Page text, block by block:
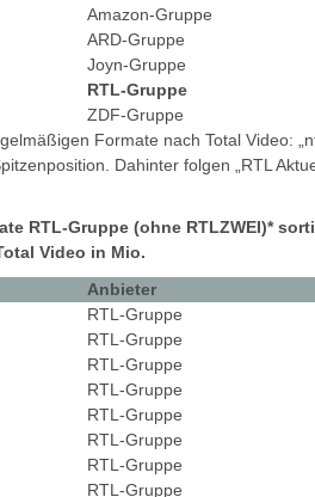
Amazon-Gruppe
ARD-Gruppe
Joyn-Gruppe
RTL-Gruppe
ZDF-Gruppe
Formate nach Total Video:
Dahinter folgen „RTL
RTL-Gruppe (ohne RTLZWEI)*
Video in Mio.
Anbieter
RTL-Gruppe
RTL-Gruppe
RTL-Gruppe
RTL-Gruppe
RTL-Gruppe
RTL-Gruppe
RTL-Gruppe
RTL-Gruppe